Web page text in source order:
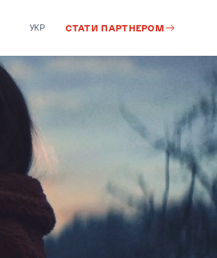
УКР СТАТИ ПАРТНЕРОМ